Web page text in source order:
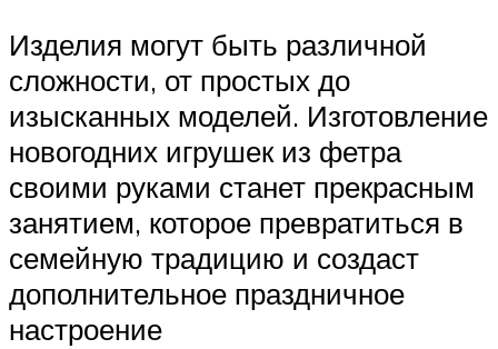
Изделия могут быть различной
сложности, от простых до
изысканных моделей. Изготовление
новогодних игрушек из фетра
своими руками станет прекрасным
занятием, которое превратиться в
семейную традицию и создаст
дополнительное праздничное
настроение